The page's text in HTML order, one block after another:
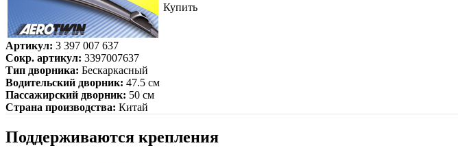
Купить
Артикул: 3 397 007 637
Сокр. артикул: 3397007637
Тип дворника: Бескаркасный
Водительский дворник: 47.5 см
Пассажирский дворник: 50 см
Страна производства: Китай
Поддерживаются крепления